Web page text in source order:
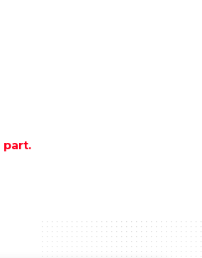
part.